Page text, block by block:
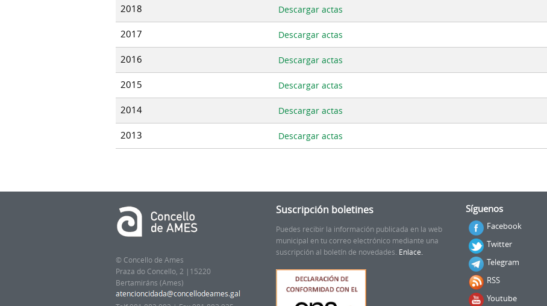
2018 Descargar actas
2017 Descargar actas
2016 Descargar actas
2015 Descargar actas
2014 Descargar actas
2013 Descargar actas
© Concello de Ames
Praza do Concello, 2 |15220
Bertamiráns (Ames)
Suscripción boletines
Puedes recibir la información publicada en la web
municipal en tu correo electrónico mediante una
suscripción al boletín de novedades. Enlace.
Síguenos
Facebook
Twitter
Telegram
RSS
Youtube